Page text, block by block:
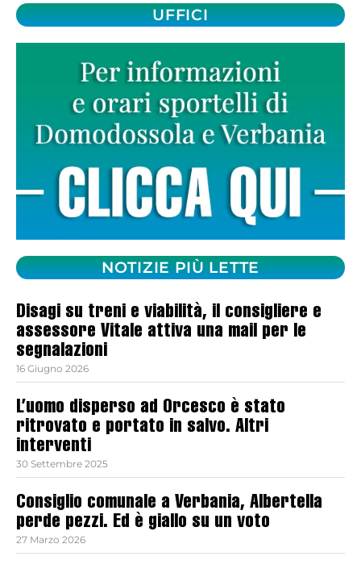
UFFICI
NOTIZIE PIÙ LETTE
Disagi su treni e viabilità, il consigliere e
assessore Vitale attiva una mail per le
segnalazioni
16 Giugno 2026
L’uomo disperso ad Orcesco è stato
ritrovato e portato in salvo. Altri
interventi
30 Settembre 2025
Consiglio comunale a Verbania, Albertella
perde pezzi. Ed è giallo su un voto
27 Marzo 2026